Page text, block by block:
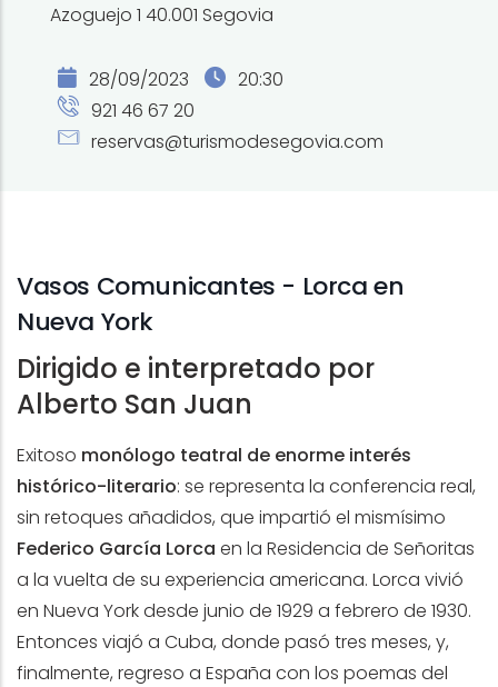
Azoguejo 1 40.001 Segovia
28/09/2023
20:30
921 46 67 20
reservas@turismodesegovia.com
Vasos Comunicantes - Lorca en
Nueva York
Dirigido e interpretado por
Alberto San Juan
Exitoso monólogo teatral de enorme interés
histórico-literario: se representa la conferencia real,
sin retoques añadidos, que impartió el mismísimo
Federico García Lorca en la Residencia de Señoritas
a la vuelta de su experiencia americana. Lorca vivió
en Nueva York desde junio de 1929 a febrero de 1930.
Entonces viajó a Cuba, donde pasó tres meses, y,
finalmente, regreso a España con los poemas del